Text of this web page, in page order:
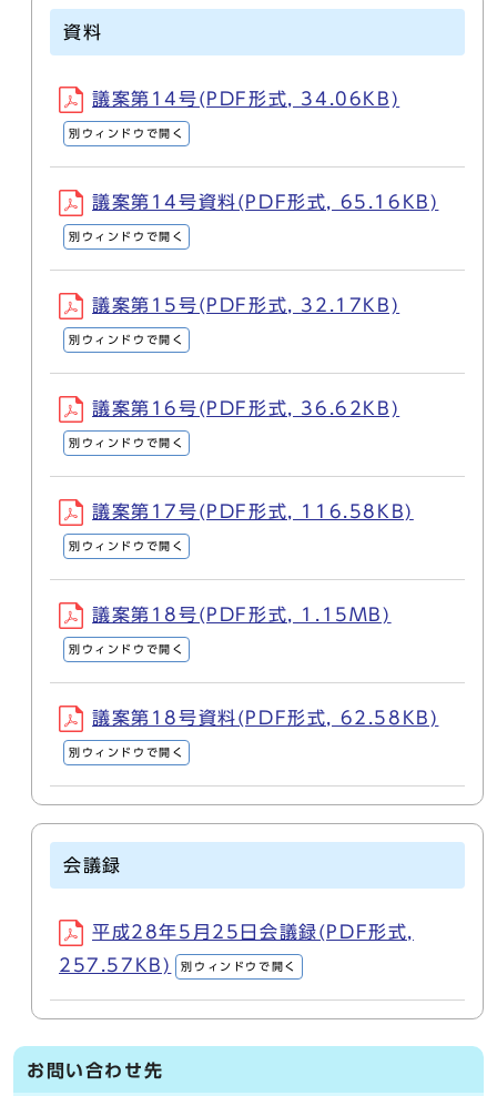
資料
議案第14号(PDF形式, 34.06KB)
別ウィンドウで開く
議案第14号資料(PDF形式, 65.16KB)
別ウィンドウで開く
議案第15号(PDF形式, 32.17KB)
別ウィンドウで開く
議案第16号(PDF形式, 36.62KB)
別ウィンドウで開く
議案第17号(PDF形式, 116.58KB)
別ウィンドウで開く
議案第18号(PDF形式, 1.15MB)
別ウィンドウで開く
議案第18号資料(PDF形式, 62.58KB)
別ウィンドウで開く
会議録
平成28年5月25日会議録(PDF形式,
257.57KB)
別ウィンドウで開く
お問い合わせ先